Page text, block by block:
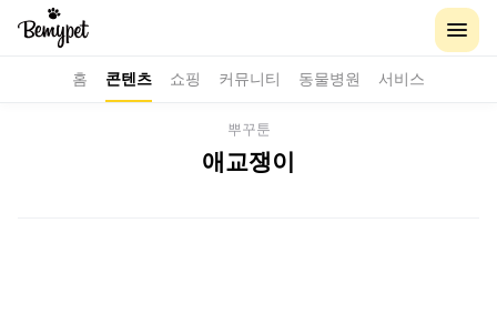
홈 콘텐츠 쇼핑 커뮤니티 동물병원 서비스
뿌꾸툰
애교쟁이